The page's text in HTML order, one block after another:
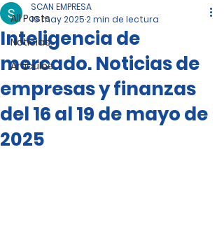
All Posts
Noticias
Artículos
Inteligencia de
mercado. Noticias de
empresas y finanzas
del 16 al 19 de mayo de
2025
SCAN EMPRESA
19 may 20252 min de lectura